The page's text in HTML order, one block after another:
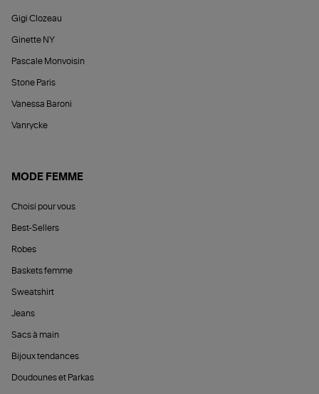
Gigi Clozeau
Ginette NY
Pascale Monvoisin
Stone Paris
Vanessa Baroni
Vanrycke
MODE FEMME
Choisi pour vous
Best-Sellers
Robes
Baskets femme
Sweatshirt
Jeans
Sacs à main
Bijoux tendances
Doudounes et Parkas